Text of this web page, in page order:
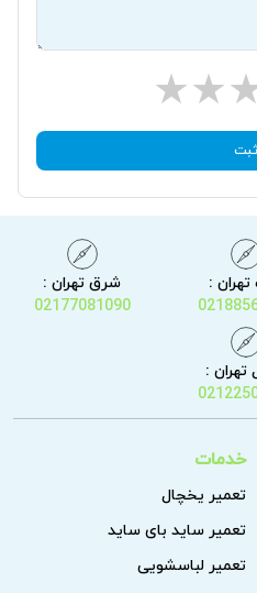
ثبت
:
شرق تهران :
02177081090
:
خدمات
تعمیر یخچال
تعمیر ساید بای ساید
تعمیر لباسشویی